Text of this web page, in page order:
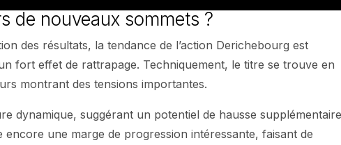
de nouveaux sommets ?
des résultats, la tendance de l’action Derichebourg est
fort effet de rattrapage. Techniquement, le titre se trouve en
montrant des tensions importantes.
dynamique, suggérant un potentiel de hausse
une marge de progression intéressante, faisant de